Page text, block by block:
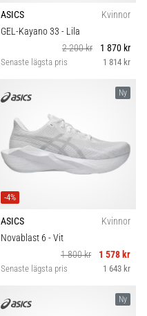
ASICS
Kvinnor
GEL-Kayano 33 - Lila
2 200 kr
1 870 kr
Senaste lägsta pris 1 814 kr
Ny
-4%
ASICS
Kvinnor
Novablast 6 - Vit
1 800 kr
1 578 kr
Senaste lägsta pris 1 643 kr
Ny